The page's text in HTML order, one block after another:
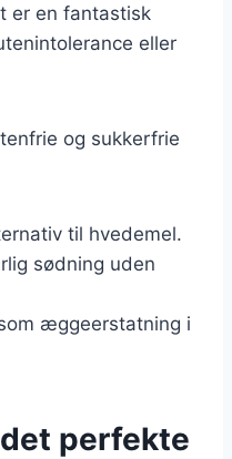
er en fantastisk
eller
og sukkerfrie
til hvedemel.
sødning uden
æggeerstatning i
perfekte